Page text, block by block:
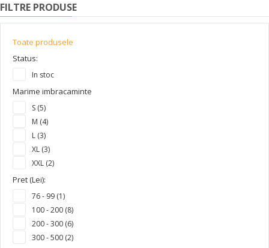
FILTRE PRODUSE
Toate produsele
Status:
In stoc
Marime imbracaminte
S (5)
M (4)
L (3)
XL (3)
XXL (2)
Pret (Lei):
76 - 99 (1)
100 - 200 (8)
200 - 300 (6)
300 - 500 (2)